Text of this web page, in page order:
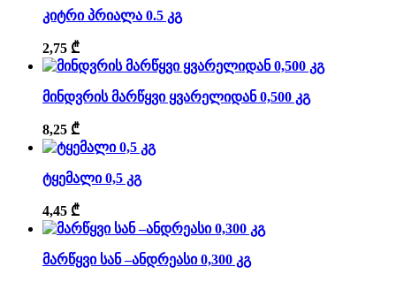
კიტრი პრიალა 0.5 კგ
2,75 ₾
მინდვრის მარწყვი ყვარელიდან 0,500 კგ
8,25 ₾
ტყემალი 0,5 კგ
4,45 ₾
მარწყვი სან –ანდრეასი 0,300 კგ